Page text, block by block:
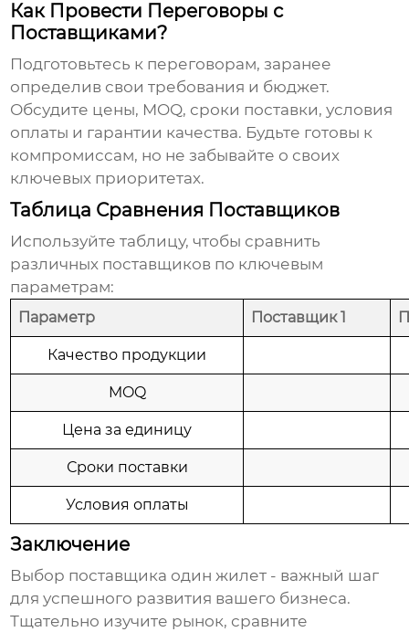
Как Провести Переговоры с
Поставщиками?
Подготовьтесь к переговорам, заранее
определив свои требования и бюджет.
Обсудите цены, MOQ, сроки поставки, условия
оплаты и гарантии качества. Будьте готовы к
компромиссам, но не забывайте о своих
ключевых приоритетах.
Таблица Сравнения Поставщиков
Используйте таблицу, чтобы сравнить
различных поставщиков по ключевым
параметрам:
Параметр Поставщик 1
Качество продукции
MOQ
Цена за единицу
Сроки поставки
Условия оплаты
Заключение
Выбор поставщика один жилет - важный шаг
для успешного развития вашего бизнеса.
Тщательно изучите рынок, сравните